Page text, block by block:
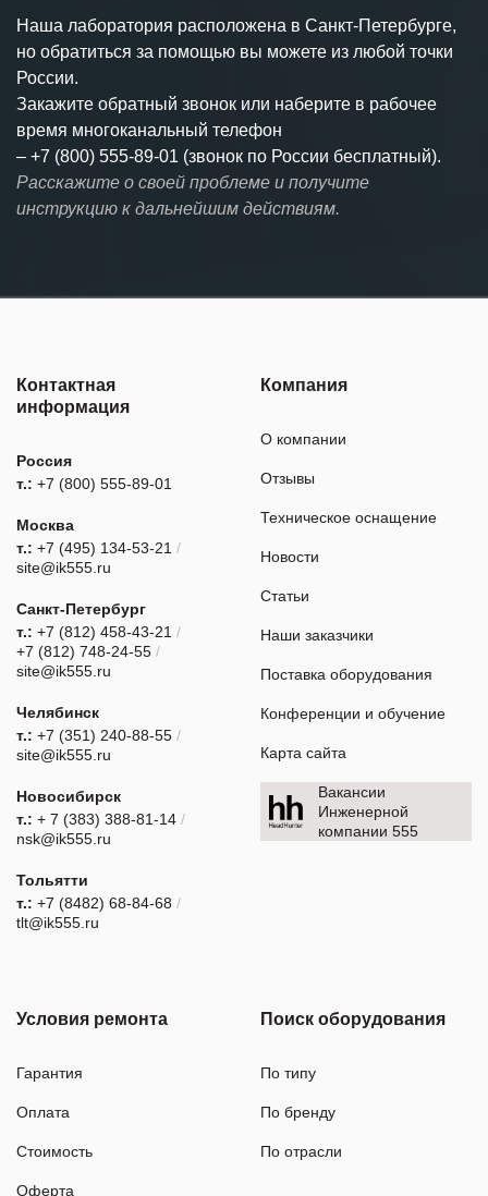
Наша лаборатория расположена в Санкт-Петербурге,
но обратиться за помощью вы можете из любой точки
России.
Закажите обратный звонок или наберите в рабочее
время многоканальный телефон
– +7 (800) 555-89-01 (звонок по России бесплатный).
Расскажите о своей проблеме и получите
инструкцию к дальнейшим действиям.
Контактная
информация
Россия
т.: +7 (800) 555-89-01
Москва
т.: +7 (495) 134-53-21 /
site@ik555.ru
Санкт-Петербург
т.: +7 (812) 458-43-21 /
+7 (812) 748-24-55 /
site@ik555.ru
Челябинск
т.: +7 (351) 240-88-55 /
site@ik555.ru
Новосибирск
т.: + 7 (383) 388-81-14 /
nsk@ik555.ru
Тольятти
т.: +7 (8482) 68-84-68 /
tlt@ik555.ru
Компания
О компании
Отзывы
Техническое оснащение
Новости
Статьи
Наши заказчики
Поставка оборудования
Конференции и обучение
Карта сайта
Вакансии
Инженерной
компании 555
Условия ремонта
Гарантия
Оплата
Стоимость
Оферта
Поиск оборудования
По типу
По бренду
По отрасли